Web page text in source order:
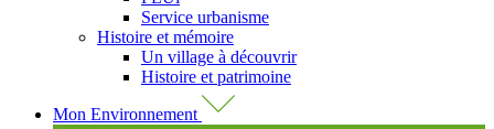
Service urbanisme
Histoire et mémoire
Un village à découvrir
Histoire et patrimoine
Mon Environnement